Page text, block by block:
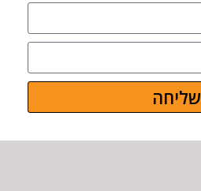
שליחה